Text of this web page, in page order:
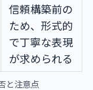
信頼構築前の
ため、形式的
で丁寧な表現
が求められる
と注意点